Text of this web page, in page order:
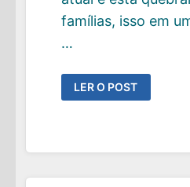
famílias, isso em
…
ESTUDANTES
BRASILEIROS
JÁ
11
EM
LER O POST